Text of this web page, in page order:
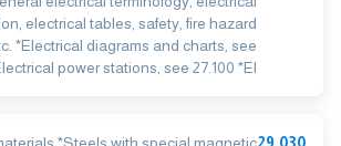
electrical tables, safety, fire hazard
*Electrical diagrams and charts, see
power stations, see 27.100 *El